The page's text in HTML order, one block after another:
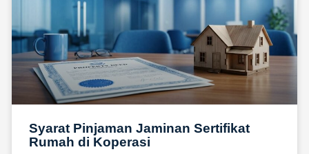
Syarat Pinjaman Jaminan Sertifikat
Rumah di Koperasi